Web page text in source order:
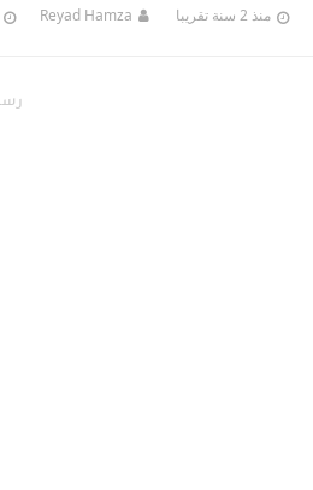
منذ 2 سنة تقريبا Reyad Hamza